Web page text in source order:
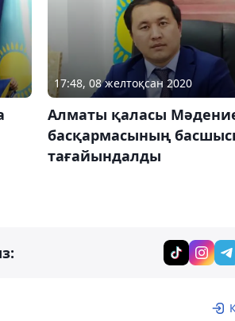
17:48, 08 желтоқсан 2020
Алматы қаласы
басқармасының
тағайындалды